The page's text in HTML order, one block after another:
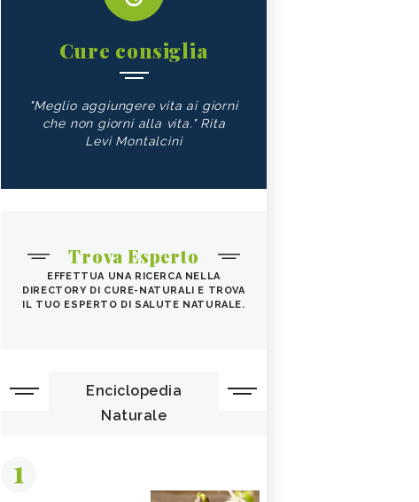
Cure consiglia
"Meglio aggiungere vita ai giorni
che non giorni alla vita." Rita
Levi Montalcini
Trova Esperto
EFFETTUA UNA RICERCA NELLA
DIRECTORY DI CURE-NATURALI E TROVA
IL TUO ESPERTO DI SALUTE NATURALE.
Enciclopedia
Naturale
1